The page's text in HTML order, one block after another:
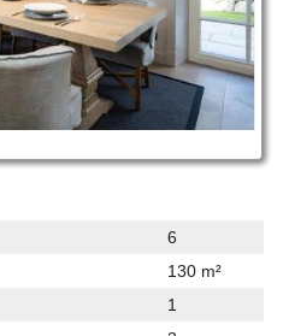
6
130 m²
1